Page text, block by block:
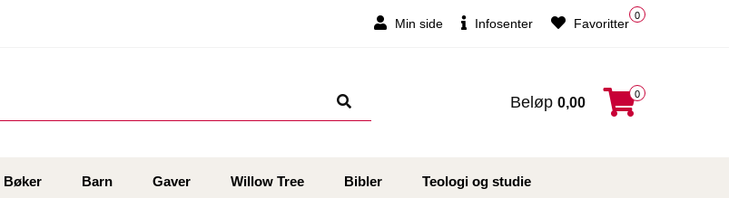
Min side Infosenter
0
Favoritter
Beløp 0,00
0
Bøker Barn Gaver Willow Tree Bibler Teologi og studie